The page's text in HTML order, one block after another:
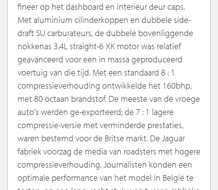
fineer op het dashboard en interieur deur caps.
Met aluminium cilinderkoppen en dubbele side-
draft SU carburateurs, de dubbele bovenliggende
nokkenas 3.4L straight-6 XK motor was relatief
geavanceerd voor een in massa geproduceerd
voertuig van die tijd. Met een standaard 8 : 1
compressieverhouding ontwikkelde het 160bhp,
met 80 octaan brandstof. De meeste van de vroege
auto's werden ge-exporteerd; de 7 : 1 lagere
compressie-versie met verminderde prestaties,
waren bestemd voor de Britse markt. De Jaguar
fabriek voorzag de media van roadsters met hogere
compressieverhouding. Journalisten konden een
optimale performance van het model in België te